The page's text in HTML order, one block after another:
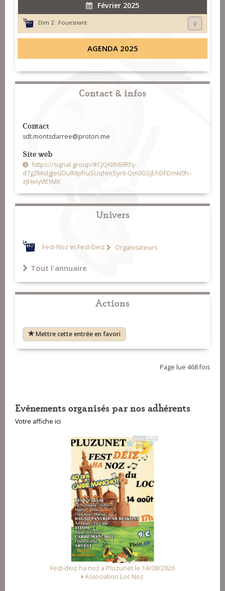
Février 2025
Dim 2 : Fouesnant
AGENDA 2025
Contact & infos
Contact
sdt.montsdarree@proton.me
Site web
https://signal.group/#CjQKIIh69Rhj-
d7g2MolgJeGDulMpfruSUqNmSyr6-Qm0GSJEhDFDmkI0h--
zJHeIyVtl1MX
Univers
Fest-Noz et Fest-Deiz Organisateurs
Tout l'annuaire
Actions
Mettre cette entrée en favori
Page lue 468 fois
Evénements organisés par nos adhérents
Votre affiche ici
Fest-deiz ha noz a Pluzunet le 14/08/2026
Association Loc Noz